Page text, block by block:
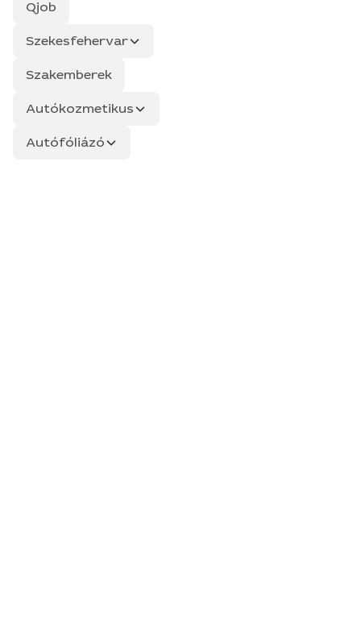
Qjob
Szekesfehervar
Szakemberek
Autókozmetikus
Autófóliázó